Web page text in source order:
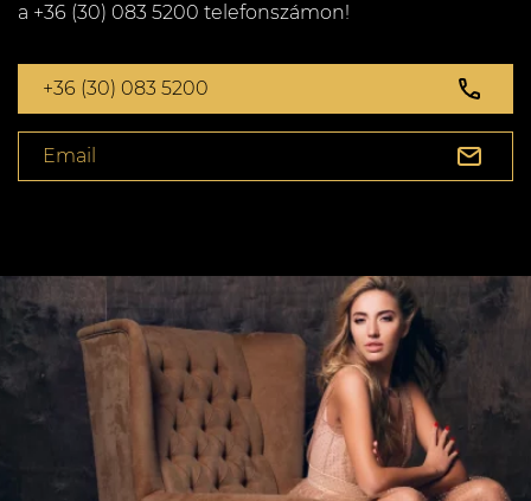
a +36 (30) 083 5200 telefonszámon!
+36 (30) 083 5200
Email